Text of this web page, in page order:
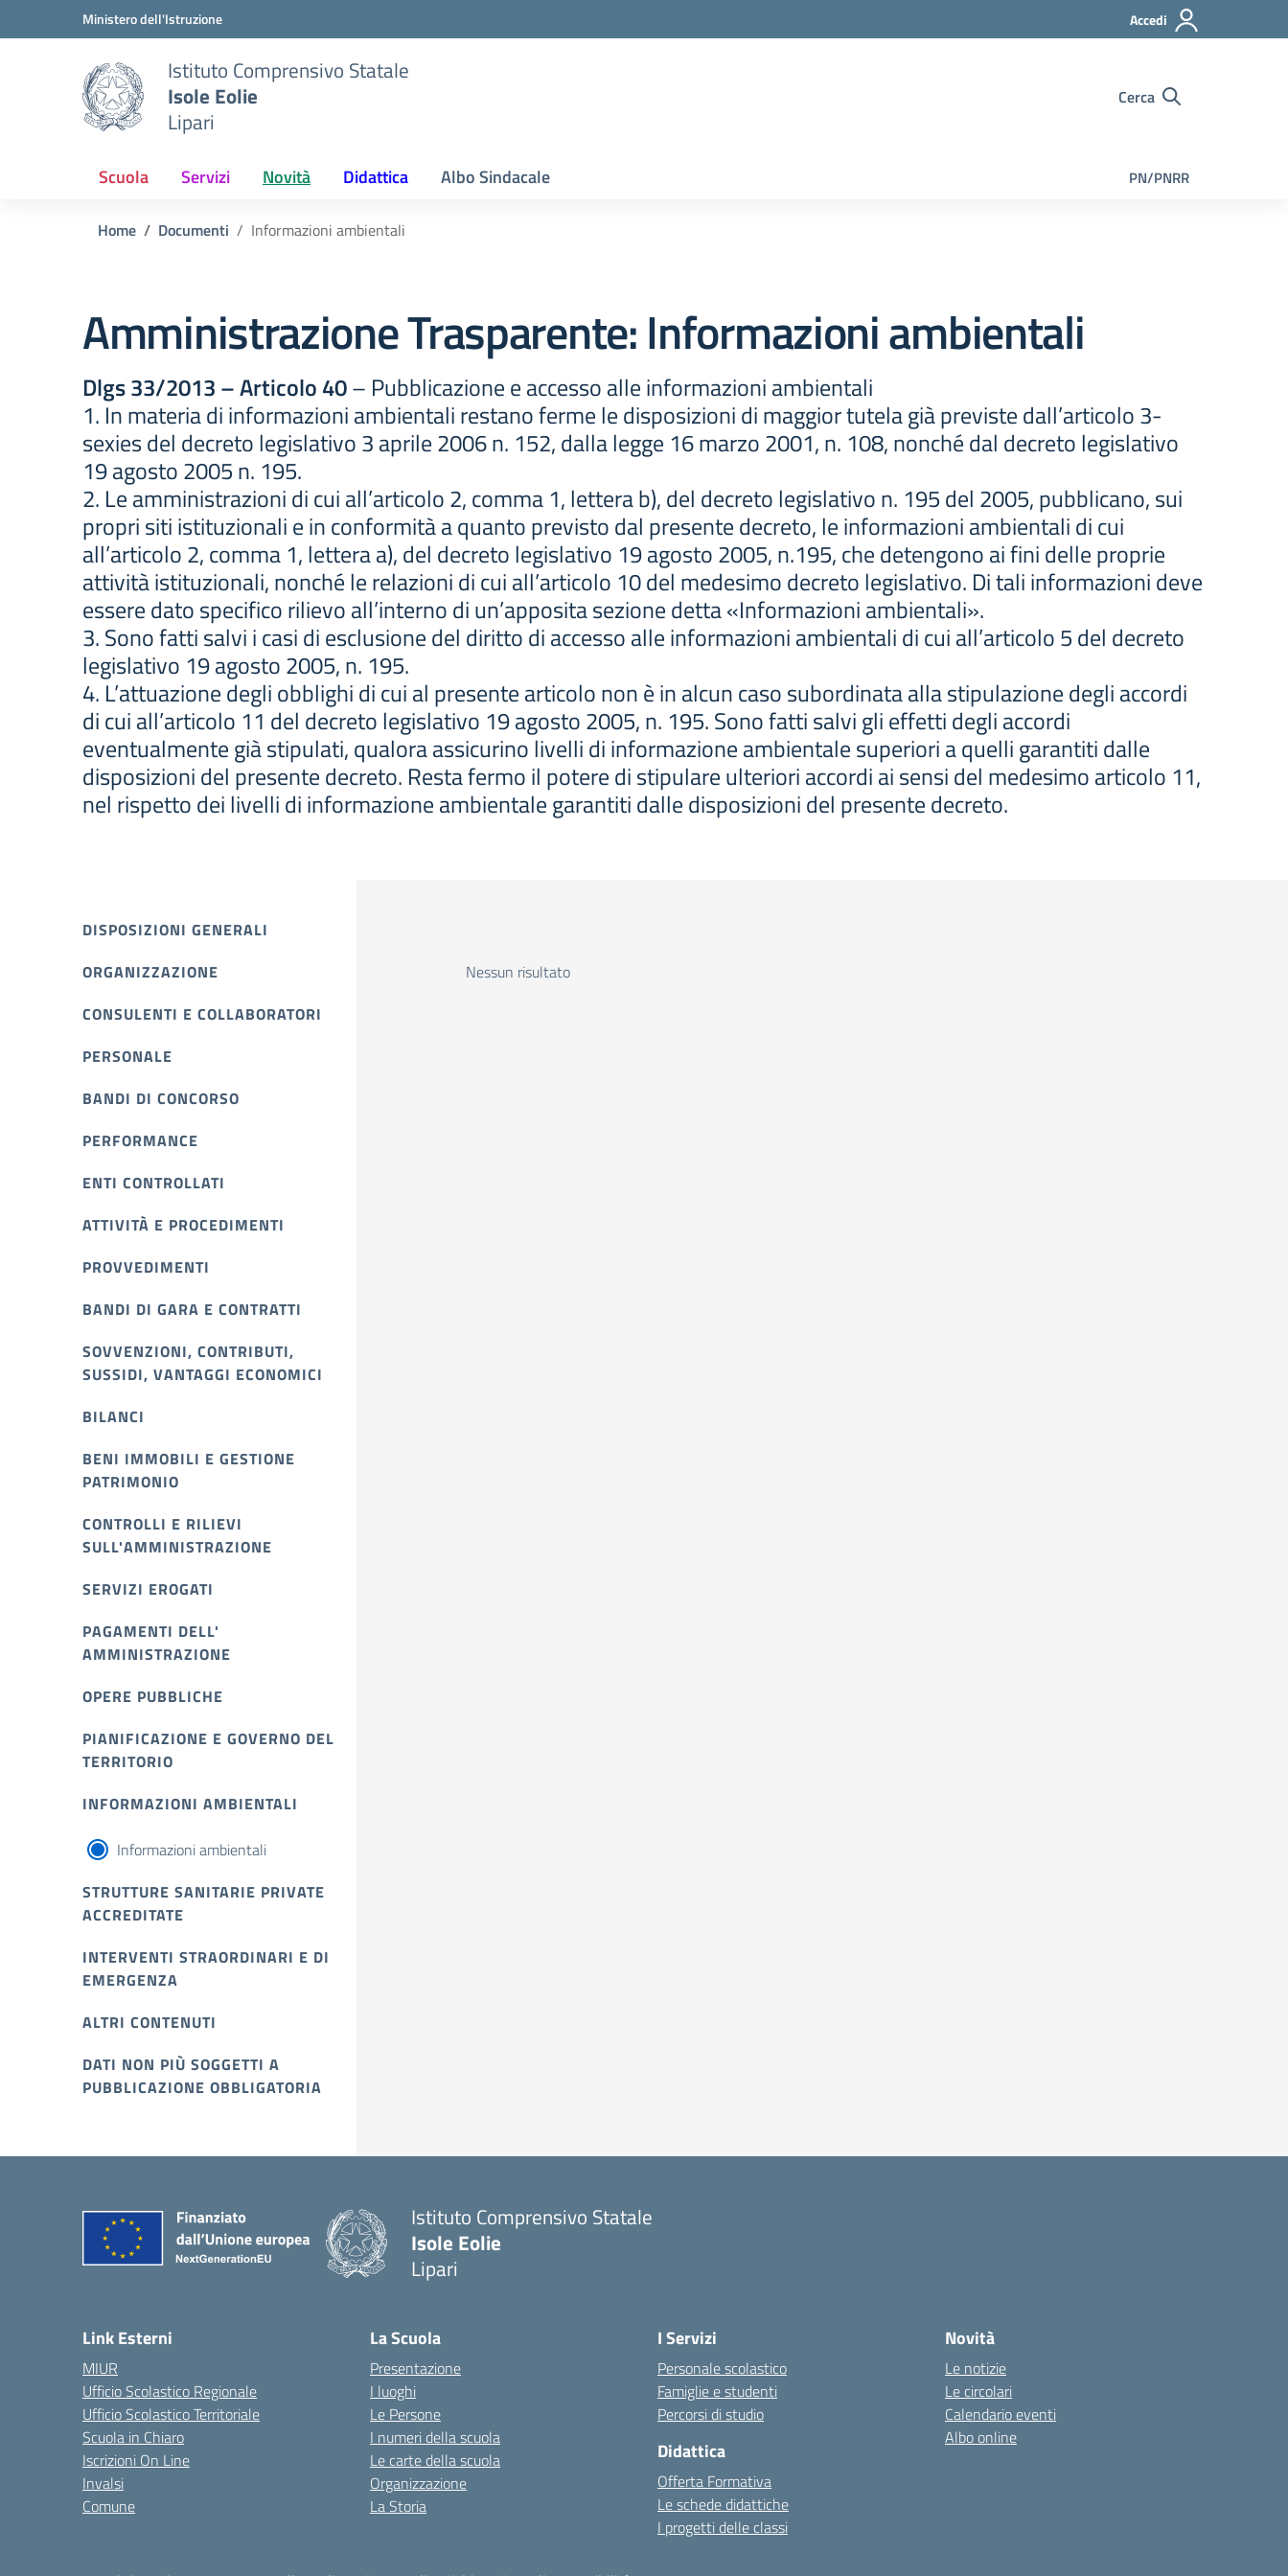
Vai ai contenuti
Vai al menu di navigazione
Ministero dell'Istruzione Accedi
Istituto Comprensivo Statale
Isole Eolie
Lipari
Cerca
Scuola Servizi Novità Didattica Albo Sindacale PN/PNRR
Home Documenti Informazioni ambientali
Amministrazione Trasparente:Informazioni ambientali
Dlgs 33/2013 – Articolo 40– Pubblicazione e accesso alle informazioni ambientali
1. In materia di informazioni ambientali restano ferme le disposizioni di maggior tutela già previste dall’articolo 3-
sexies del decreto legislativo 3 aprile 2006 n. 152, dalla legge 16 marzo 2001, n. 108, nonché dal decreto legislativo
19 agosto 2005 n. 195.
2. Le amministrazioni di cui all’articolo 2, comma 1, lettera b), del decreto legislativo n. 195 del 2005, pubblicano, sui
propri siti istituzionali e in conformità a quanto previsto dal presente decreto, le informazioni ambientali di cui
all’articolo 2, comma 1, lettera a), del decreto legislativo 19 agosto 2005, n.195, che detengono ai fini delle proprie
attività istituzionali, nonché le relazioni di cui all’articolo 10 del medesimo decreto legislativo. Di tali informazioni deve
essere dato specifico rilievo all’interno di un’apposita sezione detta «Informazioni ambientali».
3. Sono fatti salvi i casi di esclusione del diritto di accesso alle informazioni ambientali di cui all’articolo 5 del decreto
legislativo 19 agosto 2005, n. 195.
4. L’attuazione degli obblighi di cui al presente articolo non è in alcun caso subordinata alla stipulazione degli accordi
di cui all’articolo 11 del decreto legislativo 19 agosto 2005, n. 195. Sono fatti salvi gli effetti degli accordi
eventualmente già stipulati, qualora assicurino livelli di informazione ambientale superiori a quelli garantiti dalle
disposizioni del presente decreto. Resta fermo il potere di stipulare ulteriori accordi ai sensi del medesimo articolo 11,
nel rispetto dei livelli di informazione ambientale garantiti dalle disposizioni del presente decreto.
DISPOSIZIONI GENERALI
ORGANIZZAZIONE
CONSULENTI E COLLABORATORI
PERSONALE
BANDI DI CONCORSO
PERFORMANCE
ENTI CONTROLLATI
ATTIVITÀ E PROCEDIMENTI
PROVVEDIMENTI
BANDI DI GARA E CONTRATTI
SOVVENZIONI, CONTRIBUTI,
SUSSIDI, VANTAGGI ECONOMICI
BILANCI
BENI IMMOBILI E GESTIONE
PATRIMONIO
CONTROLLI E RILIEVI
SULL'AMMINISTRAZIONE
SERVIZI EROGATI
PAGAMENTI DELL'
AMMINISTRAZIONE
OPERE PUBBLICHE
PIANIFICAZIONE E GOVERNO DEL
TERRITORIO
INFORMAZIONI AMBIENTALI
Informazioni ambientali
STRUTTURE SANITARIE PRIVATE
ACCREDITATE
INTERVENTI STRAORDINARI E DI
EMERGENZA
ALTRI CONTENUTI
DATI NON PIÙ SOGGETTI A
PUBBLICAZIONE OBBLIGATORIA
Nessun risultato
Istituto Comprensivo Statale
Isole Eolie
Lipari
Link Esterni
MIUR
Ufficio Scolastico Regionale
Ufficio Scolastico Territoriale
Scuola in Chiaro
Iscrizioni On Line
Invalsi
Comune
La Scuola
Presentazione
I luoghi
Le Persone
I numeri della scuola
Le carte della scuola
Organizzazione
La Storia
I Servizi
Personale scolastico
Famiglie e studenti
Percorsi di studio
Didattica
Offerta Formativa
Le schede didattiche
I progetti delle classi
Novità
Le notizie
Le circolari
Calendario eventi
Albo online